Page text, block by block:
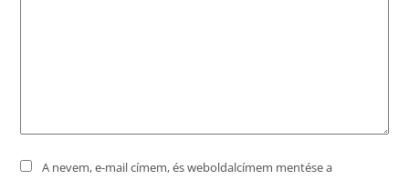
A nevem, e-mail címem, és weboldalcímem mentése a